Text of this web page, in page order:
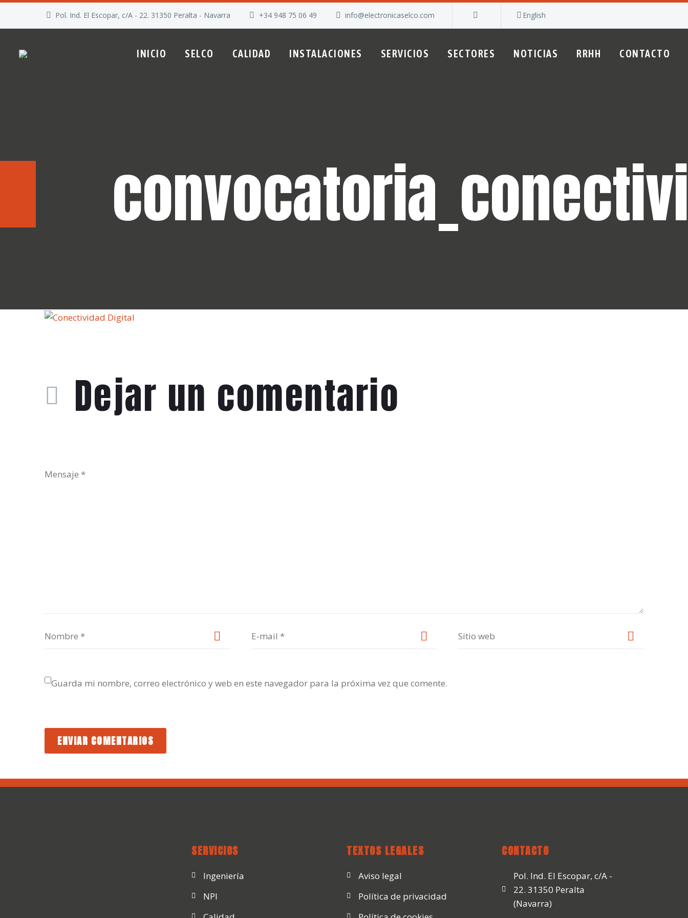
Pol. Ind. El Escopar, c/A - 22. 31350 Peralta - Navarra +34 948 75 06 49 info@electronicaselco.com English
INICIO SELCO CALIDAD INSTALACIONES SERVICIOS SECTORES NOTICIAS RRHH CONTACTO
Dejar un comentario
Guarda mi nombre, correo electrónico y web en este navegador para la próxima vez que comente.
ENVIAR COMENTARIOS
SERVICIOS
Ingeniería
NPI
TEXTOS LEGALES
Aviso legal
Política de privacidad
CONTACTO
Pol. Ind. El Escopar, c/A -
22. 31350 Peralta
(Navarra)